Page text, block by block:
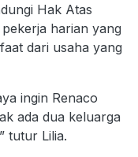
Hak Atas
harian yang
dari usaha yang
ingin Renaco
ada dua keluarga
tutur Lilia.